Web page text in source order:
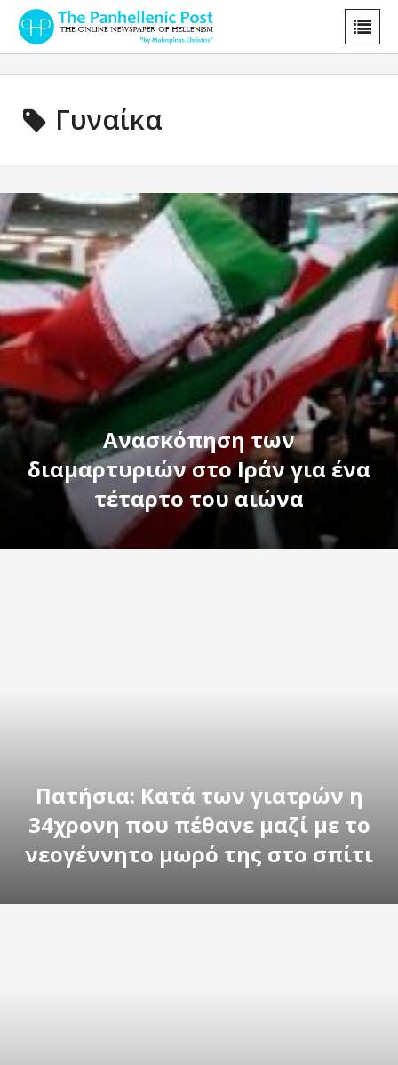
Γυναίκα
Ανασκόπηση των
διαμαρτυριών στο Ιράν για ένα
τέταρτο του αιώνα
Πατήσια: Κατά των γιατρών η
34χρονη που πέθανε μαζί με το
νεογέννητο μωρό της στο σπίτι